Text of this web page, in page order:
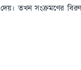
তখন সংক্রমণের